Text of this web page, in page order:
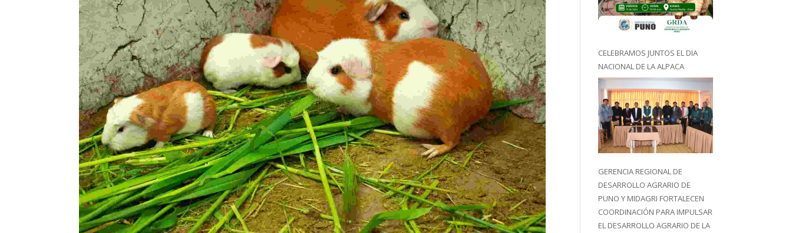
CELEBRAMOS JUNTOS EL DIA
NACIONAL DE LA ALPACA
GERENCIA REGIONAL DE
DESARROLLO AGRARIO DE
PUNO Y MIDAGRI FORTALECEN
COORDINACIÓN PARA IMPULSAR
EL DESARROLLO AGRARIO DE LA